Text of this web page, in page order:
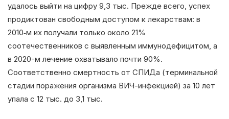
удалось выйти на цифру 9,3 тыс. Прежде всего, успех
продиктован свободным доступом к лекарствам: в
2010‑м их получали только около 21%
соотечественников с выявленным иммунодефицитом, а
в 2020-м лечение охватывало почти 90%.
Соответственно смертность от СПИДа (терминальной
стадии поражения организма ВИЧ-инфекцией) за 10 лет
упала с 12 тыс. до 3,1 тыс.